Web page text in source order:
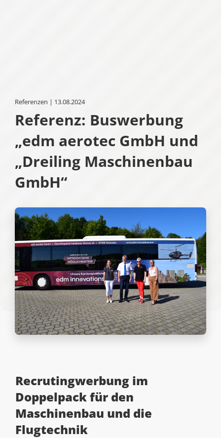
Referenzen | 13.08.2024
Referenz: Buswerbung
„edm aerotec GmbH und
„Dreiling Maschinenbau
GmbH“
Recrutingwerbung im
Doppelpack für den
Maschinenbau und die
Flugtechnik